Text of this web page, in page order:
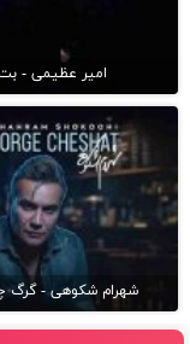
امیر عظیمی -
شهرام شکوهی - گرگ